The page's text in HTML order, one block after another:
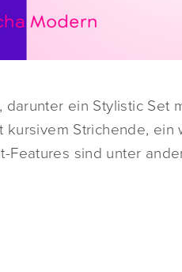
ein Stylistic Set
kursivem Strichende, ein
sind unter